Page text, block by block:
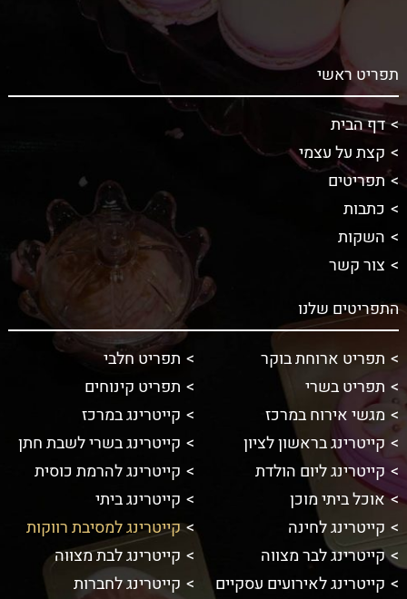
תפריט ראשי
דף הבית
קצת על עצמי
תפריטים
כתבות
השקות
צור קשר
התפריטים שלנו
תפריט ארוחת בוקר
תפריט חלבי
תפריט בשרי
תפריט קינוחים
מגשי אירוח במרכז
קייטרינג במרכז
קייטרינג בראשון לציון
קייטרינג בשרי לשבת חתן
קייטרינג ליום הולדת
קייטרינג להרמת כוסית
אוכל ביתי מוכן
קייטרינג ביתי
קייטרינג לחינה
קייטרינג למסיבת רווקות
קייטרינג לבר מצווה
קייטרינג לבת מצווה
קייטרינג לאירועים עסקיים
קייטרינג לחברות